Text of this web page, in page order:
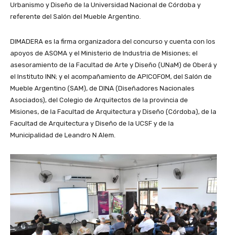
Urbanismo y Diseño de la Universidad Nacional de Córdoba y
referente del Salón del Mueble Argentino.
DIMADERA es la firma organizadora del concurso y cuenta con los
apoyos de ASOMA y el Ministerio de Industria de Misiones; el
asesoramiento de la Facultad de Arte y Diseño (UNaM) de Oberá y
el Instituto INN; y el acompañamiento de APICOFOM, del Salón de
Mueble Argentino (SAM), de DINA (Diseñadores Nacionales
Asociados), del Colegio de Arquitectos de la provincia de
Misiones, de la Facultad de Arquitectura y Diseño (Córdoba), de la
Facultad de Arquitectura y Diseño de la UCSF y de la
Municipalidad de Leandro N Alem.